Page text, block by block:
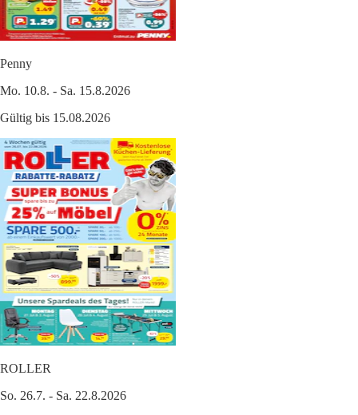
Penny
Mo. 10.8. - Sa. 15.8.2026
Gültig bis 15.08.2026
ROLLER
So. 26.7. - Sa. 22.8.2026